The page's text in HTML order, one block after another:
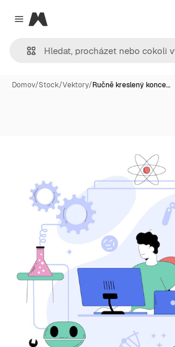
Close menu
Magnific
Domov/Stock/Vektory/Ručně kreslený konce…